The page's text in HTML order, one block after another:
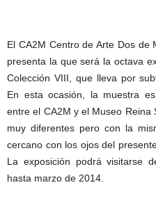
El CA2M Centro de Arte Dos de
presenta la que será la octava
Colección VIII, que lleva por
En esta ocasión, la muestra
entre el CA2M y el Museo
muy diferentes pero con la
cercano con los ojos del
La exposición podrá visitarse
hasta marzo de 2014.